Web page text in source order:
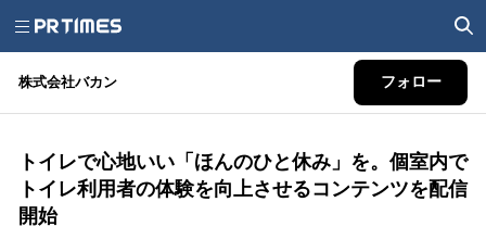
株式会社バカン フォロー
トイレで心地いい「ほんのひと休み」を。個室内で
トイレ利用者の体験を向上させるコンテンツを配信
開始